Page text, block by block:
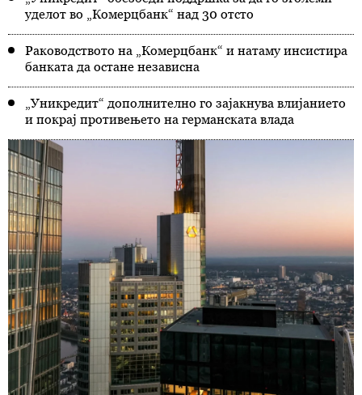
уделот во „Комерцбанк“ над 30 отсто
Раководството на „Комерцбанк“ и натаму инсистира
банката да остане независна
„Уникредит“ дополнително го зајакнува влијанието
и покрај противењето на германската влада